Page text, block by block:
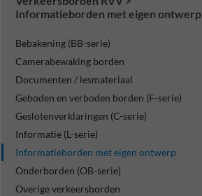
Informatieborden met eigen ontwerp
Bebakening (BB-serie)
Camerabewaking borden
Documenten / lesmateriaal
Geboden en verboden borden (F-serie)
Geslotenverklaringen (C-serie)
Informatie (L-serie)
Informatieborden met eigen ontwerp
Onderborden (OB-serie)
Overige verkeersborden